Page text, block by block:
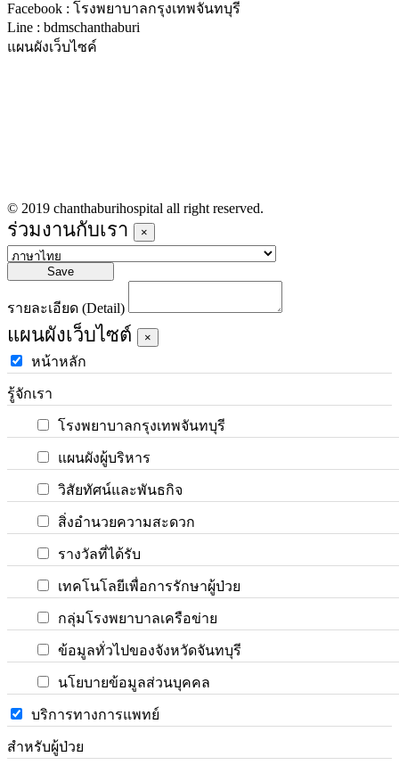
Facebook : โรงพยาบาลกรุงเทพจันทบุรี
Line : bdmschanthaburi
แผนผังเว็บไซค์
© 2019 chanthaburihospital all right reserved.
ร่วมงานกับเรา ×
Save
รายละเอียด (Detail)
แผนผังเว็บไซต์ ×
หน้าหลัก
รู้จักเรา
โรงพยาบาลกรุงเทพจันทบุรี
แผนผังผู้บริหาร
วิสัยทัศน์และพันธกิจ
สิ่งอำนวยความสะดวก
รางวัลที่ได้รับ
เทคโนโลยีเพื่อการรักษาผู้ป่วย
กลุ่มโรงพยาบาลเครือข่าย
ข้อมูลทั่วไปของจังหวัดจันทบุรี
นโยบายข้อมูลส่วนบุคคล
บริการทางการแพทย์
สำหรับผู้ป่วย